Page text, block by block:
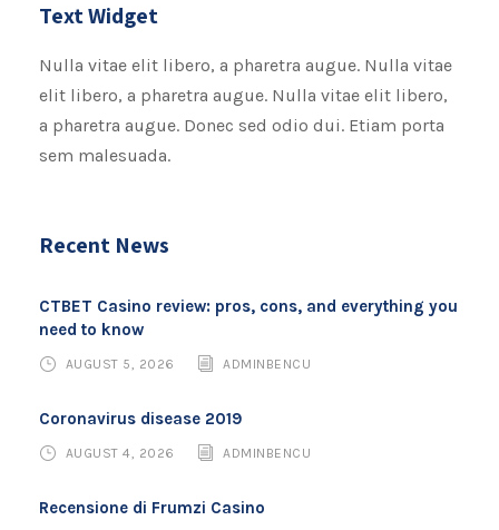
Text Widget
Nulla vitae elit libero, a pharetra augue. Nulla vitae
elit libero, a pharetra augue. Nulla vitae elit libero,
a pharetra augue. Donec sed odio dui. Etiam porta
sem malesuada.
Recent News
CTBET Casino review: pros, cons, and everything you
need to know
AUGUST 5, 2026 ADMINBENCU
Coronavirus disease 2019
AUGUST 4, 2026 ADMINBENCU
Recensione di Frumzi Casino